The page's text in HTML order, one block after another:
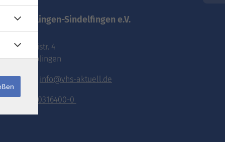
vhs.Böblingen-Sindelfingen e.V.
Pestalozzistr. 4
71032 Böblingen
E-Mail: info@vhs-aktuell.de
Tel.: 070316400-0